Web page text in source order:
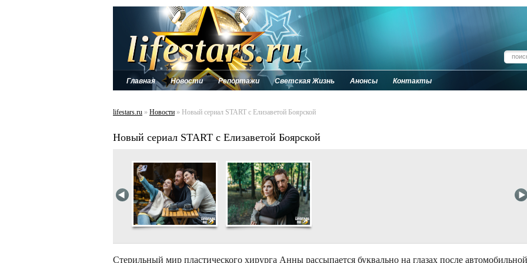
Главная Новости Репортажи Светская Жизнь Анонсы Контакты
lifestars.ru » Новости » Новый сериал START с Елизаветой Боярской
Новый сериал START с Елизаветой Боярской
Стерильный мир пластического хирурга Анны рассыпается буквально на глазах после автомобильной